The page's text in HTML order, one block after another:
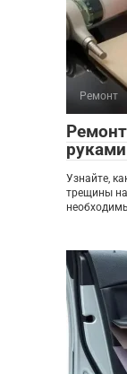
Ремонт
Узнайте,
трещины на